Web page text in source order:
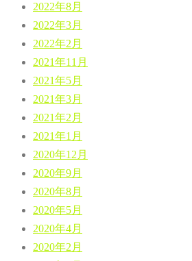
2022年8月
2022年3月
2022年2月
2021年11月
2021年5月
2021年3月
2021年2月
2021年1月
2020年12月
2020年9月
2020年8月
2020年5月
2020年4月
2020年2月